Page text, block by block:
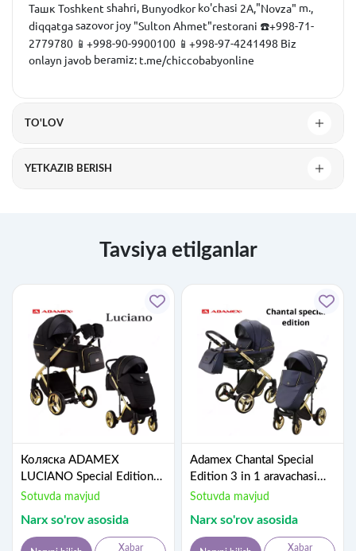
Ташк Toshkent shahri, Bunyodkorko'chasi 2A,"Novza" m.,
diqqatgasazovor joy "Sulton Ahmet"restorani ☎️+998-71-
2779780 📱+998-90-9900100 📱+998-97-4241498 Biz
onlayn javob beramiz: t.me/chiccobabyonline
TO'LOV
YETKAZIB BERISH
Tavsiya etilganlar
Коляска ADAMEX
LUCIANO Special Edition
🇵🇱 3в1
Sotuvda mavjud
Narx so'rov asosida
Xabar
Adamex Chantal Special
Edition 3 in 1 aravachasi
(Polsha) Eko teri
Sotuvda mavjud
Narx so'rov asosida
Xabar